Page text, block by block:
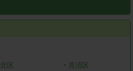
北区 ・ 見沼区